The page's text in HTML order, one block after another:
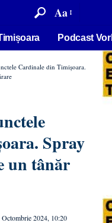
Aa
Podcast
Cardinale din Timișoara.
Spray
un tânăr
2024, 10:20